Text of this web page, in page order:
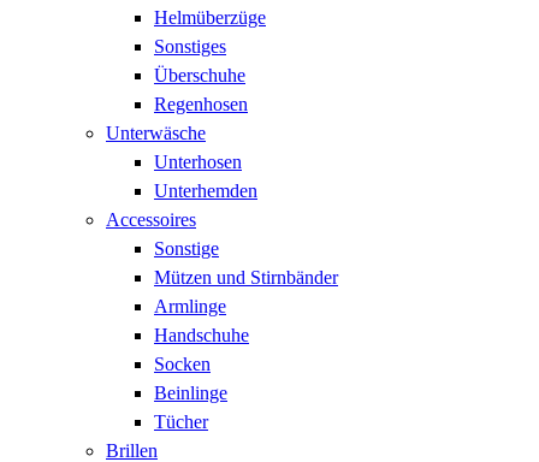
Helmüberzüge
Sonstiges
Überschuhe
Regenhosen
Unterwäsche
Unterhosen
Unterhemden
Accessoires
Sonstige
Mützen und Stirnbänder
Armlinge
Handschuhe
Socken
Beinlinge
Tücher
Brillen